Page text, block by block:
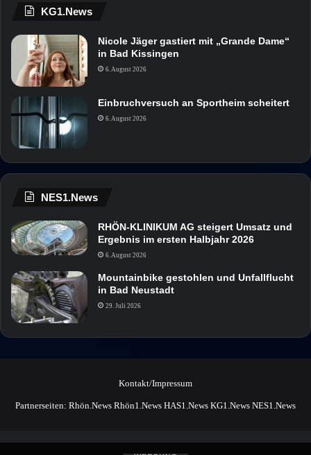
KG1.News
Nicole Jäger gastiert mit „Grande Dame“
in Bad Kissingen
6. August 2026
Einbruchversuch an Sportheim scheitert
6. August 2026
NES1.News
RHÖN-KLINIKUM AG steigert Umsatz und
Ergebnis im ersten Halbjahr 2026
6. August 2026
Mountainbike gestohlen und Unfallflucht
in Bad Neustadt
29. Juli 2026
Kontakt/Impressum
Partnerseiten: Rhön.News Rhön1.News HAS1.News KG1.News NES1.News